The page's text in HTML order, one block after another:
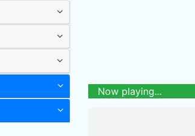
Now playing...